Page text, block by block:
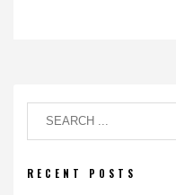
RECENT POSTS